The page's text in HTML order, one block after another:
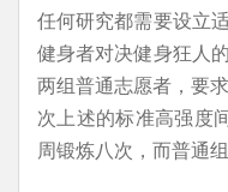
任何研究都需要设立
健身者对决健身狂人
两组普通志愿者，要
次上述的标准高强度
周锻炼八次，而普通